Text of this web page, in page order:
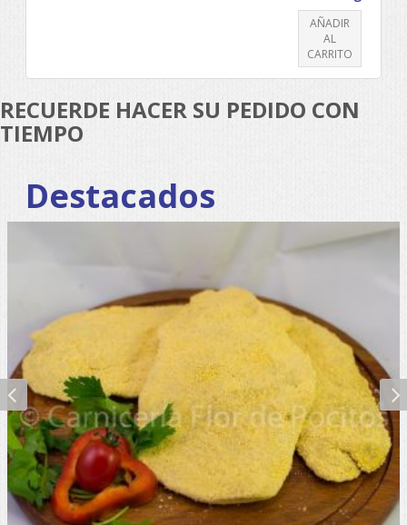
AÑADIR
AL
CARRITO
RECUERDE HACER SU PEDIDO CON
TIEMPO
Destacados